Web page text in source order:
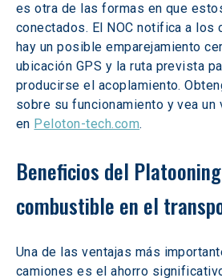
es otra de las formas en que
conectados. El NOC notifica a los
hay un posible emparejamiento
ubicación GPS y la ruta prevista
producirse el acoplamiento.
sobre su funcionamiento y vea
en Peloton-tech.com.
Beneficios del
combustible en el
Una de las ventajas más
camiones es el ahorro